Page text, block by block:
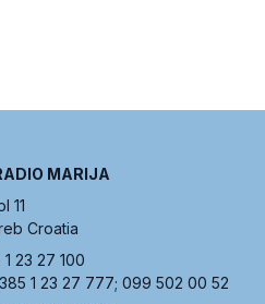
MARIJA
11
Croatia
23 27 100
1 23 27 777; 099 502 00 52